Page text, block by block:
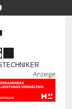
Anzeige